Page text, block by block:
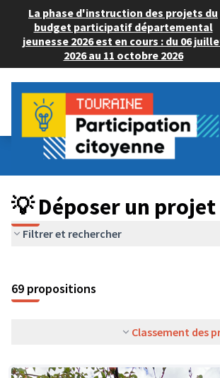
La phase d'instruction des projets du
budget participatif départemental
jeunesse 2026 est en cours : du 06
2026 au 11 octobre 2026
Budget Participatif ADULTE 2024
💡 Déposer un projet
💡 Déposer un projet
Filtrer et rechercher
69 propositions
Classement des